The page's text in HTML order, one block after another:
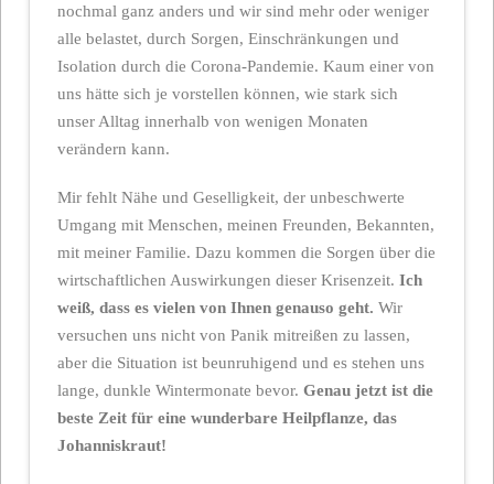
nochmal ganz anders und wir sind mehr oder weniger
alle belastet, durch Sorgen, Einschränkungen und
Isolation durch die Corona-Pandemie. Kaum einer von
uns hätte sich je vorstellen können, wie stark sich
unser Alltag innerhalb von wenigen Monaten
verändern kann.
Mir fehlt Nähe und Geselligkeit, der unbeschwerte
Umgang mit Menschen, meinen Freunden, Bekannten,
mit meiner Familie. Dazu kommen die Sorgen über die
wirtschaftlichen Auswirkungen dieser Krisenzeit. Ich
weiß, dass es vielen von Ihnen genauso geht. Wir
versuchen uns nicht von Panik mitreißen zu lassen,
aber die Situation ist beunruhigend und es stehen uns
lange, dunkle Wintermonate bevor. Genau jetzt ist die
beste Zeit für eine wunderbare Heilpflanze, das
Johanniskraut!